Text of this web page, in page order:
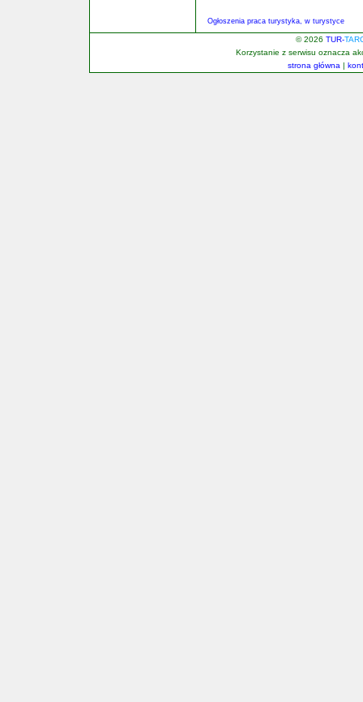
Ogłoszenia praca turystyka, w turystyce
© 2026 TUR-
Korzystanie z serwisu oznacza
strona główna |